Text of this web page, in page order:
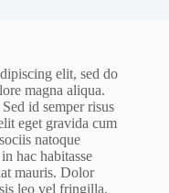
elit, sed do
magna aliqua.
id semper risus
eget gravida cum
natoque
hac habitasse
mauris. Dolor
leo vel fringilla.